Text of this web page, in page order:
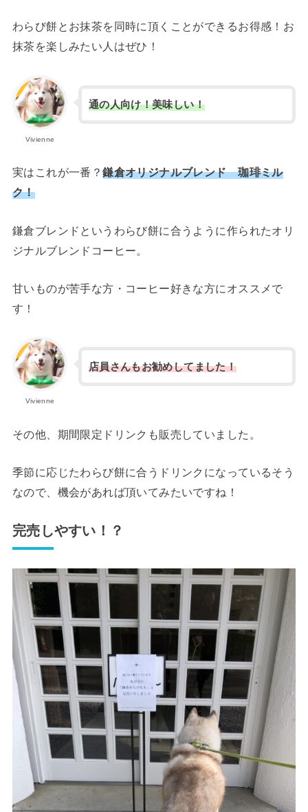
わらび餅とお抹茶を同時に頂くことができるお得感！お
抹茶を楽しみたい人はぜひ！
Vivienne
通の人向け！美味しい！
実はこれが一番？鎌倉オリジナルブレンド 珈琲ミル
ク！
鎌倉ブレンドというわらび餅に合うように作られたオリ
ジナルブレンドコーヒー。
甘いものが苦手な方・コーヒー好きな方にオススメで
す！
Vivienne
店員さんもお勧めしてました！
その他、期間限定ドリンクも販売していました。
季節に応じたわらび餅に合うドリンクになっているそう
なので、機会があれば頂いてみたいですね！
完売しやすい！？